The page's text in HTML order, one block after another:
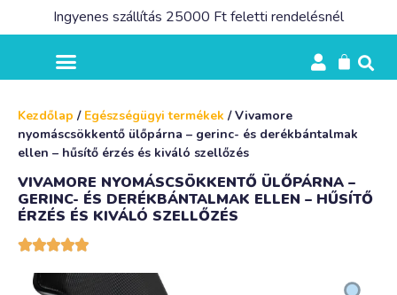
Ingyenes szállítás 25000 Ft feletti rendelésnél
Kezdőlap / Egészségügyi termékek / Vivamore
nyomáscsökkentő ülőpárna – gerinc- és derékbántalmak
ellen – hűsítő érzés és kiváló szellőzés
VIVAMORE NYOMÁSCSÖKKENTŐ ÜLŐPÁRNA –
GERINC- ÉS DERÉKBÁNTALMAK ELLEN – HŰSÍTŐ
ÉRZÉS ÉS KIVÁLÓ SZELLŐZÉS
